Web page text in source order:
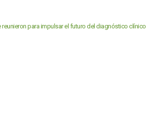
para impulsar el futuro del diagnóstico clínico